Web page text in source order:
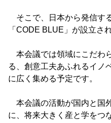
そこで、日本から発信す
「CODE BLUE」が設立さ
本会議では領域にこだわ
る、創意工夫あふれるイノ
に広く集める予定です。
本会議の活動が国内と国
に、将来大きく産と学をつ